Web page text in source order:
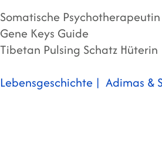
Somatische Psychotherapeutin
Gene Keys Guide
Tibetan Pulsing Schatz Hüterin
Lebensgeschichte | Adimas &